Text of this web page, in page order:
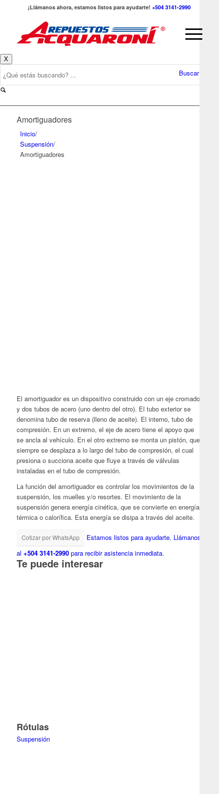
¡Llámanos ahora, estamos listos para ayudarte!+504 3141-2990
Buscar
X
Amortiguadores
Inicio/
Suspensión/
Amortiguadores
El amortiguador es un dispositivo construido con un eje cromado
y dos tubos de acero (uno dentro del otro). El tubo exterior se
denomina tubo de reserva (lleno de aceite). El interno, tubo de
compresión. En un extremo, el eje de acero tiene el apoyo que
se ancla al vehículo. En el otro extremo se monta un pistón, que
siempre se desplaza a lo largo del tubo de compresión, el cual
presiona o succiona aceite que fluye a través de válvulas
instaladas en el tubo de compresión.
La función del amortiguador es controlar los movimientos de la
suspensión, los muelles y/o resortes. El movimiento de la
suspensión genera energía cinética, que se convierte en energía
térmica o calorífica. Esta energía se disipa a través del aceite.
Cotizar por WhatsApp Estamos listos para ayudarte. Llámanos
al +504 3141-2990para recibir asistencia inmediata.
Te puede interesar
Rótulas
Suspensión